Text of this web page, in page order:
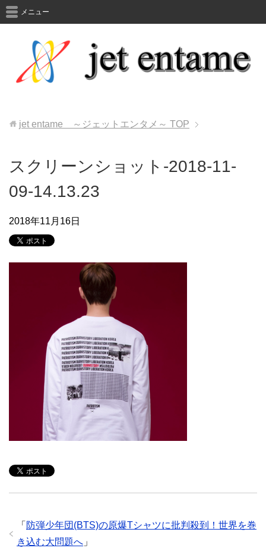
メニュー
jet entame ～ジェットエンタメ～ TOP
スクリーンショット-2018-11-
09-14.13.23
2018年11月16日
「 防弾少年団(BTS)の原爆Tシャツに批判殺到！世界を巻
き込む大問題へ 」